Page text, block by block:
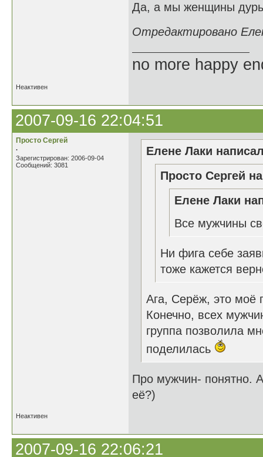
Да, а мы женщины
Отредактировано
no more happy
Неактивен
2007-09-16 22:04:51
Просто Сергей
.
Зарегистрирован: 2006-09-04
Сообщений: 3081
Елене Лаки
Просто Сергей
Елене Лаки
Все мужчины
Ни фига себе
тоже кажется
Ага, Серёж, это моё
Конечно, всех
группа позволила
поделилась
Про мужчин- понятно.
её?)
Неактивен
2007-09-16 22:06:21